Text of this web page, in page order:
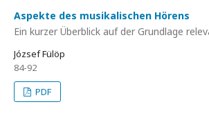
Aspekte des musikalischen Hörens
Ein kurzer Überblick auf der Grundlage
József Fülöp
84-92
PDF